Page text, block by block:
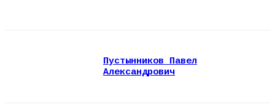
Пустынников Павел
Александрович